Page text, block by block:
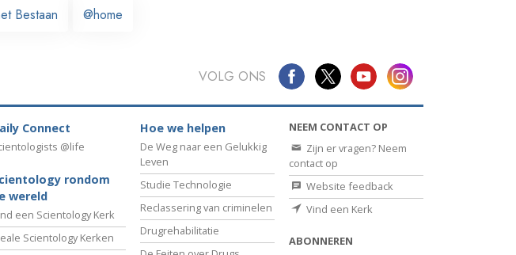
Bestaan @home
VOLG ONS
Connect
@life
rondom
wereld
een Scientology Kerk
Scientology Kerken
Hoe we helpen
De Weg naar een Gelukkig
Leven
Studie Technologie
Reclassering van criminelen
Drugrehabilitatie
NEEM CONTACT OP
Zijn er vragen? Neem
contact op
Website feedback
Vind een Kerk
ABONNEREN